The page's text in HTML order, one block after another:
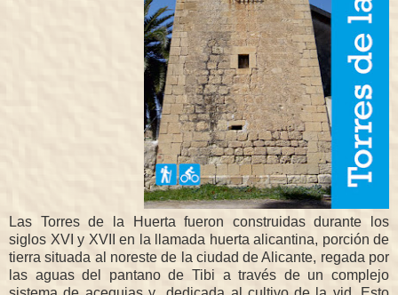
Las Torres de la Huerta fueron construidas durante los
siglos XVI y XVII en la llamada huerta alicantina, porción de
tierra situada al noreste de la ciudad de Alicante, regada por
las aguas del pantano de Tibi a través de un complejo